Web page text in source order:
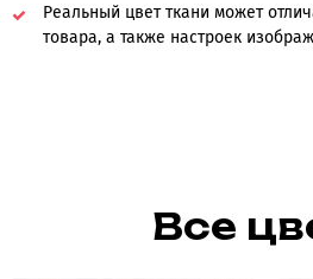
Реальный цвет ткани может
товара, а также настроек
Все